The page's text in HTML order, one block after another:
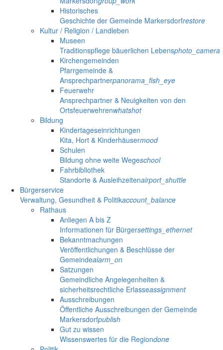
Historisches
Geschichte der Gemeinde Markersdorfrestore
Kultur / Religion / Landleben
Museen
Traditionspflege bäuerlichen Lebensphoto_camera
Kirchengemeinden
Pfarrgemeinde &
Ansprechpartnerpanorama_fish_eye
Feuerwehr
Ansprechpartner & Neuigkeiten von den
Ortsfeuerwehrenwhatshot
Bildung
Kindertageseinrichtungen
Kita, Hort & Kinderhäusermood
Schulen
Bildung ohne weite Wegeschool
Fahrbibliothek
Standorte & Ausleihzeitenairport_shuttle
Bürgerservice
Verwaltung, Gesundheit & Politikaccount_balance
Rathaus
Anliegen A bis Z
Informationen für Bürgersettings_ethernet
Bekanntmachungen
Veröffentlichungen & Beschlüsse der
Gemeindealarm_on
Satzungen
Gemeindliche Angelegenheiten &
sicherheitsrechtliche Erlasseassignment
Ausschreibungen
Öffentliche Ausschreibungen der Gemeinde
Markersdorfpublish
Gut zu wissen
Wissenswertes für die Regiondone